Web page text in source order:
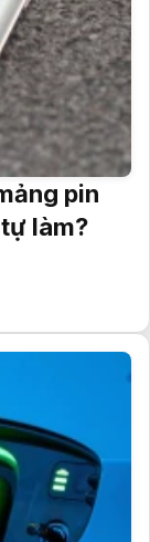
pin
làm?